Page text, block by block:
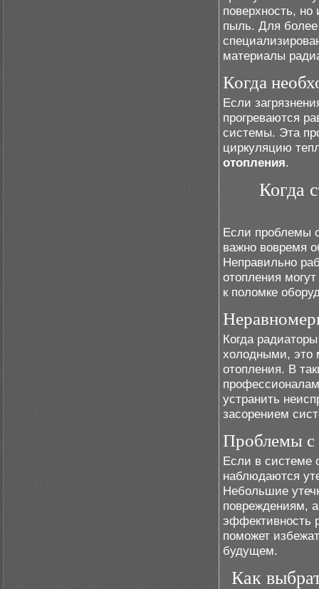
поверхность,
пыль. Для более
материалы
Когда
Если
прогреваются
системы. Эта
циркуляцию
отопления.
Когда
Если проблемы
важно вовремя
Неправильно
отопления
к поломке
Когда
холодными, это
отопления. В
устранить
засорением
Проблемы с
Если в системе
наблюдаются
Небольшие
повреждениям,
эффективность
поможет
будущем.
Как